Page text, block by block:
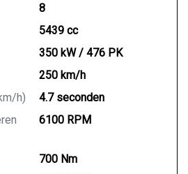
8
5439 cc
350 kW / 476 PK
250 km/h
h)
4.7 seconden
6100 RPM
700 Nm